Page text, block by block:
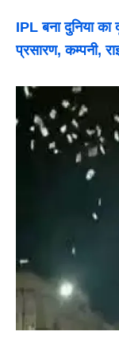
IPL बना दुनिया
प्रसारण, कम्पनी,